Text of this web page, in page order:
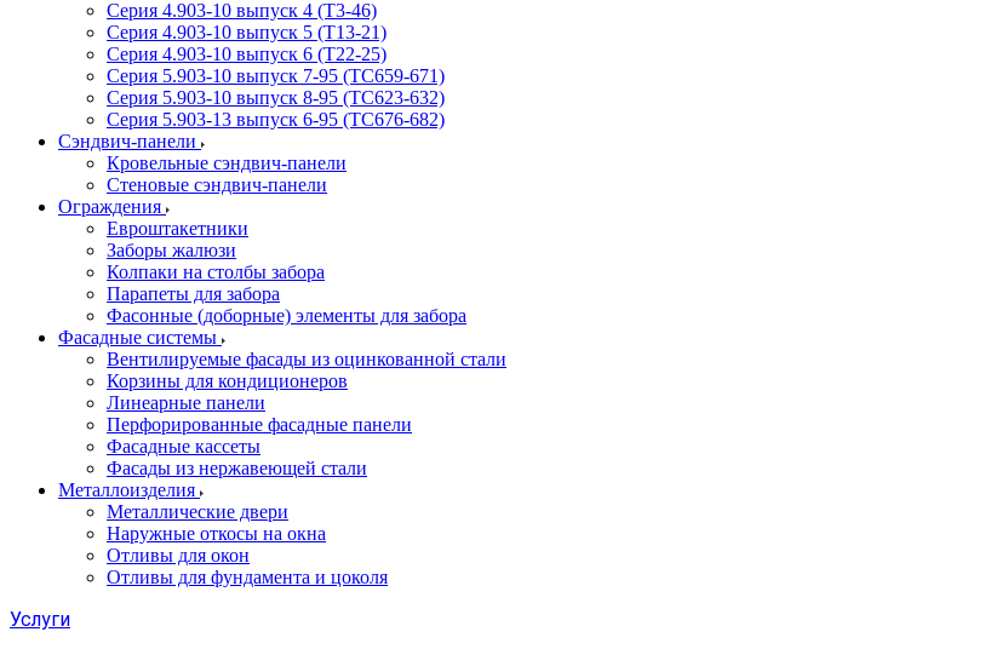
Серия 4.903-10 выпуск 4 (Т3-46)
Серия 4.903-10 выпуск 5 (Т13-21)
Серия 4.903-10 выпуск 6 (Т22-25)
Серия 5.903-10 выпуск 7-95 (ТС659-671)
Серия 5.903-10 выпуск 8-95 (ТС623-632)
Серия 5.903-13 выпуск 6-95 (ТС676-682)
Сэндвич-панели
Кровельные сэндвич-панели
Стеновые сэндвич-панели
Ограждения
Евроштакетники
Заборы жалюзи
Колпаки на столбы забора
Парапеты для забора
Фасонные (доборные) элементы для забора
Фасадные системы
Вентилируемые фасады из оцинкованной стали
Корзины для кондиционеров
Линеарные панели
Перфорированные фасадные панели
Фасадные кассеты
Фасады из нержавеющей стали
Металлоизделия
Металлические двери
Наружные откосы на окна
Отливы для окон
Отливы для фундамента и цоколя
Услуги